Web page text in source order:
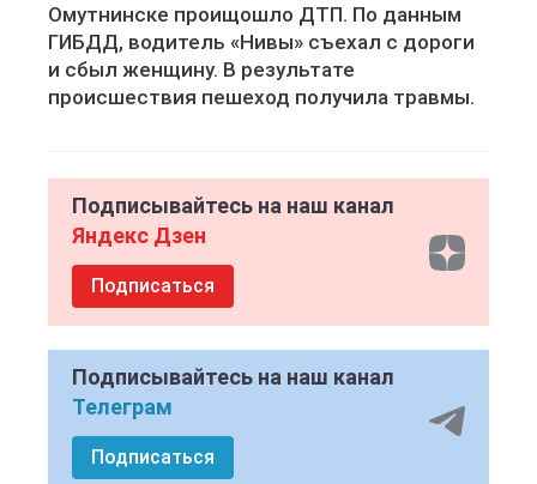
Омутнинске проищошло ДТП. По данным
ГИБДД, водитель «Нивы» съехал с дороги
и сбыл женщину. В результате
происшествия пешеход получила травмы.
Подписывайтесь на наш канал
Яндекс Дзен
Подписаться
Подписывайтесь на наш канал
Телеграм
Подписаться